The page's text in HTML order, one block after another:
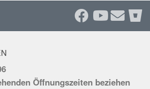
Öffnungszeiten beziehen